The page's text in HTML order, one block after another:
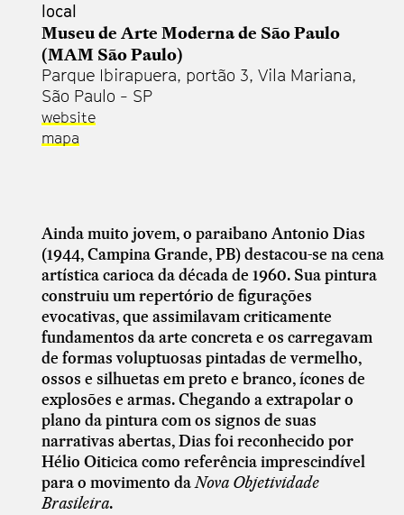
local
Museu de Arte Moderna de São Paulo
(MAM São Paulo)
Parque Ibirapuera, portão 3, Vila Mariana,
São Paulo - SP
website
mapa
Ainda muito jovem, o paraibano Antonio Dias
(1944, Campina Grande, PB) destacou-se na cena
artística carioca da década de 1960. Sua pintura
construiu um repertório de figurações
evocativas, que assimilavam criticamente
fundamentos da arte concreta e os carregavam
de formas voluptuosas pintadas de vermelho,
ossos e silhuetas em preto e branco, ícones de
explosões e armas. Chegando a extrapolar o
plano da pintura com os signos de suas
narrativas abertas, Dias foi reconhecido por
Hélio Oiticica como referência imprescindível
para o movimento daNova Objetividade
Brasileira.